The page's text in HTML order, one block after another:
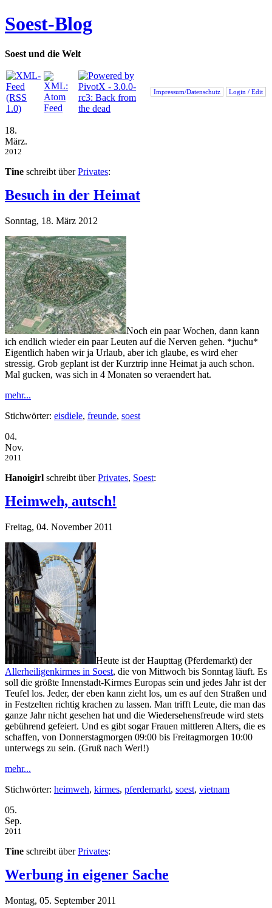
Soest-Blog
Soest und die Welt
Impressum/Datenschutz Login / Edit
18.
März.
2012
Tine schreibt überPrivates:
Besuch in der Heimat
Sonntag, 18. März 2012
Noch ein paar Wochen, dann kann
ich endlich wieder ein paar Leuten auf die Nerven gehen. *juchu*
Eigentlich haben wir ja Urlaub, aber ich glaube, es wird eher
stressig. Grob geplant ist der Kurztrip inne Heimat ja auch schon.
Mal gucken, was sich in 4 Monaten so veraendert hat.
mehr...
Stichwörter: eisdiele, freunde, soest
04.
Nov.
2011
Hanoigirl schreibt überPrivates, Soest:
Heimweh, autsch!
Freitag, 04. November 2011
Heute ist der Haupttag (Pferdemarkt) der
Allerheiligenkirmes in Soest, die von Mittwoch bis Sonntag läuft. Es
soll die größte Innenstadt-Kirmes Europas sein und jedes Jahr ist der
Teufel los. Jeder, der eben kann zieht los, um es auf den Straßen und
in Festzelten richtig krachen zu lassen. Man trifft Leute, die man das
ganze Jahr nicht gesehen hat und die Wiedersehensfreude wird stets
gebührend gefeiert. Und es gibt sogar Frauen mittleren Alters, die es
schaffen, von Donnerstagmorgen 09:00 bis Freitagmorgen 10:00
unterwegs zu sein. (Gruß nach Werl!)
mehr...
Stichwörter: heimweh, kirmes, pferdemarkt, soest, vietnam
05.
Sep.
2011
Tine schreibt überPrivates:
Werbung in eigener Sache
Montag, 05. September 2011